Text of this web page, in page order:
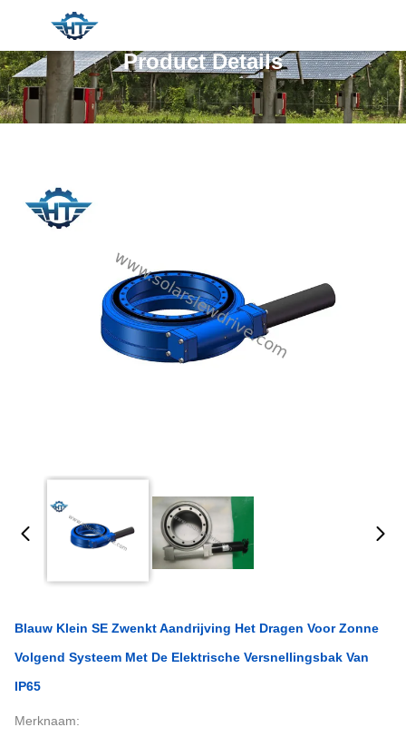
Product Details
Blauw Klein SE Zwenkt Aandrijving Het Dragen Voor Zonne
Volgend Systeem Met De Elektrische Versnellingsbak Van
IP65
Merknaam: